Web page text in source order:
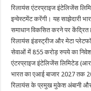
रिलायंस एंटरप्राइज इंटेलिजेंस
इन्‍वेस्‍टमेंट करेंगी। यह साझेदारी
समाधान विकसित करने पर केंद्रित
रिलायंस इंडस्ट्रीज और मेटा
सेवाओं में 855 करोड़ रुपये का
एंटरप्राइज इंटेलिजेंस लिमिटेड
भारत का एआई बाजार 2027 तक
रिलायंस के प्रमुख मुकेश अंबानी और